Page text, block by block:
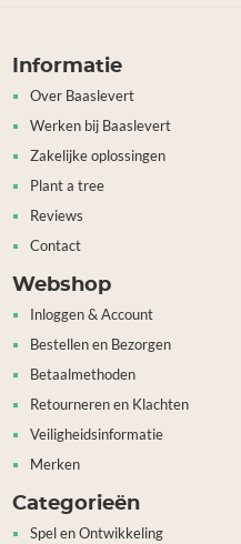
Informatie
Over Baaslevert
Werken bij Baaslevert
Zakelijke oplossingen
Plant a tree
Reviews
Contact
Webshop
Inloggen & Account
Bestellen en Bezorgen
Betaalmethoden
Retourneren en Klachten
Veiligheidsinformatie
Merken
Categorieën
Spel en Ontwikkeling